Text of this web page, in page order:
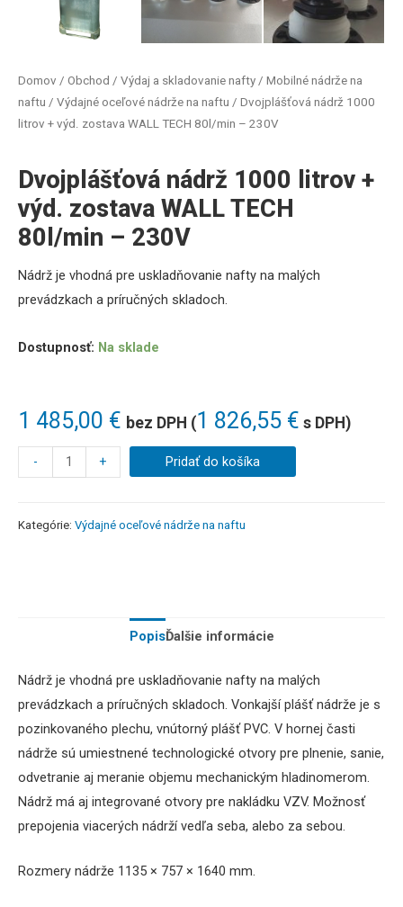
Domov / Obchod / Výdaj a skladovanie nafty / Mobilné nádrže na
naftu / Výdajné oceľové nádrže na naftu / Dvojplášťová nádrž 1000
litrov + výd. zostava WALL TECH 80l/min – 230V
Dvojplášťová nádrž 1000 litrov +
výd. zostava WALL TECH
80l/min – 230V
1 485,00 € bez DPH (1 826,55 € s DPH)
Nádrž je vhodná pre uskladňovanie nafty na malých
prevádzkach a príručných skladoch.
Dostupnosť: Na sklade
- + Pridať do košíka
Kategórie: Výdajné oceľové nádrže na naftu
PopisĎalšie informácie
Nádrž je vhodná pre uskladňovanie nafty na malých
prevádzkach a príručných skladoch. Vonkajší plášť nádrže je s
pozinkovaného plechu, vnútorný plášť PVC. V hornej časti
nádrže sú umiestnené technologické otvory pre plnenie, sanie,
odvetranie aj meranie objemu mechanickým hladinomerom.
Nádrž má aj integrované otvory pre nakládku VZV. Možnosť
prepojenia viacerých nádrží vedľa seba, alebo za sebou.
Rozmery nádrže 1135 × 757 × 1640 mm.